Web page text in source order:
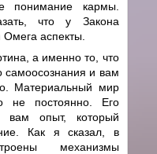
понимание кармы.
что у Закона
аспекты.
а именно то, что
самоосознания и вам
Материальный мир
не постоянно. Его
вам опыт, который
Как я сказал, в
механизмы